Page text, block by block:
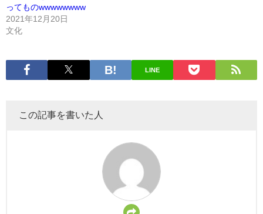
ってものwwwwwwww
2021年12月20日
文化
LINE
この記事を書いた人